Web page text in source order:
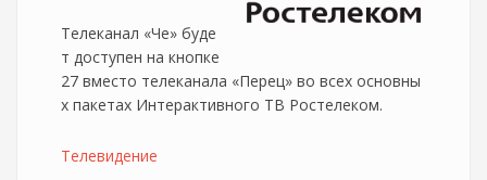
Телеканал «Че» буде
т доступен на кнопке
27 вместо телеканала «Перец» во всех основны
х пакетах Интерактивного ТВ Ростелеком.
Телевидение